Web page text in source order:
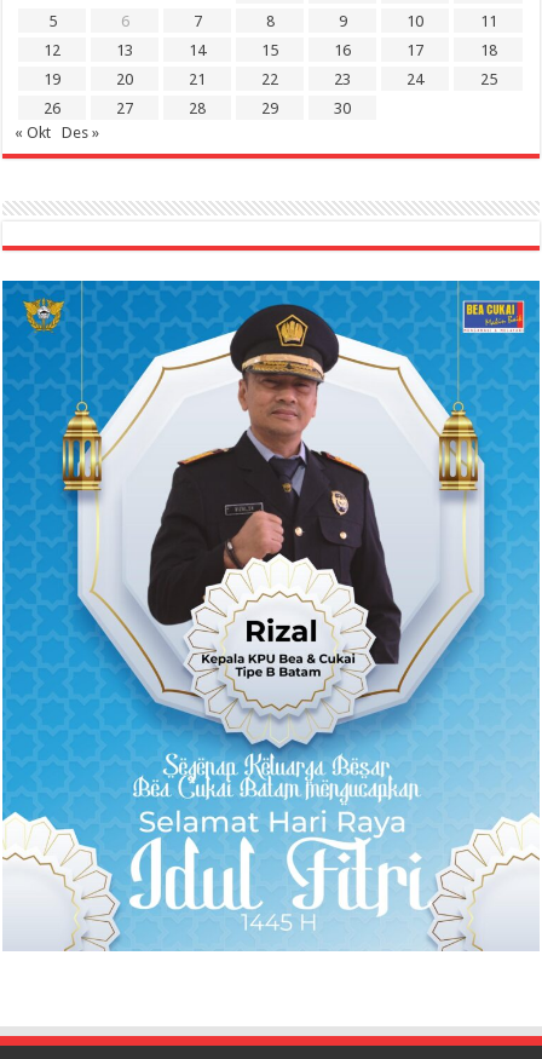
5
6 7 8 9 10
11
12
13 14 15 16 17
18
19
20 21 22 23 24
25
26
27 28 29
30
« Okt
Des »